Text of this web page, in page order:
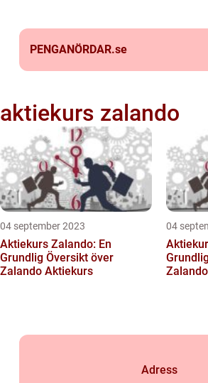
PENGANÖRDAR.se
aktiekurs zalando
04 september 2023
Aktiekurs Zalando: En
Grundlig Översikt över
Zalando Aktiekurs
04
Adress